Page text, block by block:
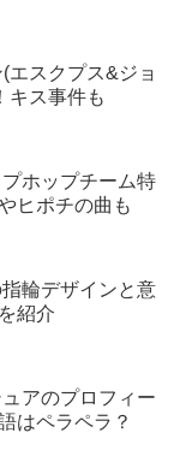
エスクプス&ジョ
キス事件も
ホップチーム特
ヒポチの曲も
輪デザインと意
紹介
アのプロフィー
はペラペラ？